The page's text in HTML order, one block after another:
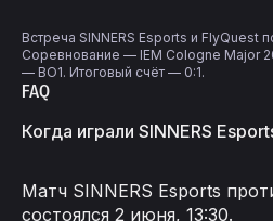
Встреча SINNERS Esports и FlyQuest
Соревнование — IEM Cologne Major
— BO1. Итоговый счёт — 0:1.
FAQ
Когда играли SINNERS
Матч SINNERS Esports
состоялся 2 июня, 13:30.